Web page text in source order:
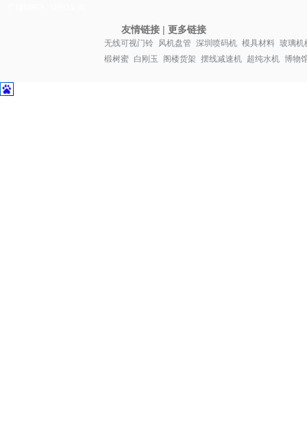
友情链接| 更多链接
无线可视门铃 风机盘管 深圳喷码机 模具材料 玻璃机
椴树蜜 白刚玉 阁楼货架 摆线减速机 超纯水机 博物